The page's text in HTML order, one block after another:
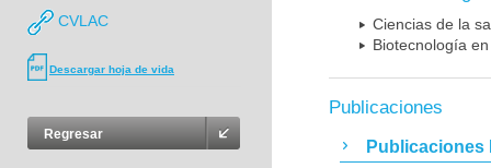
CVLAC
Descargar hoja de vida
Regresar
Ciencias de la
Biotecnología
Publicaciones
Publicaciones